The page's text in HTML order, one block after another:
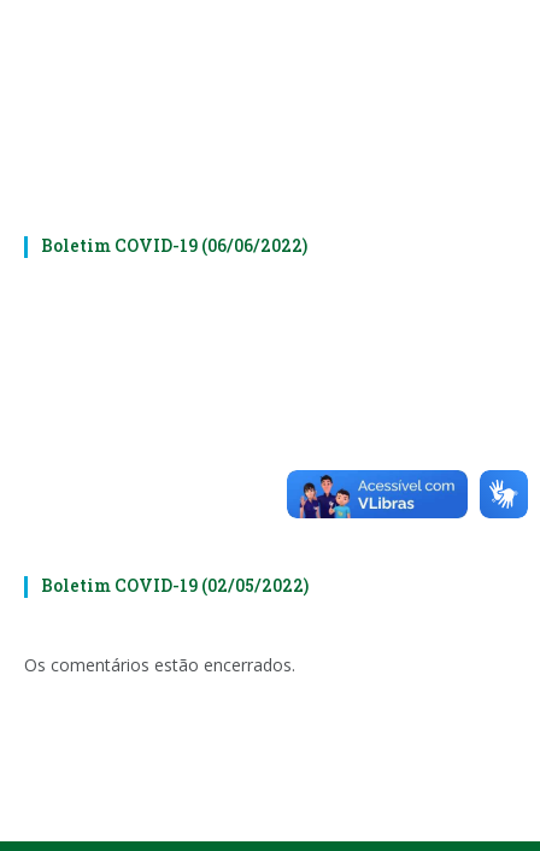
Boletim COVID-19 (06/06/2022)
Boletim COVID-19 (02/05/2022)
Os comentários estão encerrados.